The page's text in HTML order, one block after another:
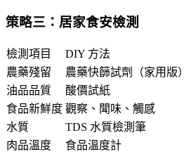
策略三：居家食安檢測
檢測項目 DIY 方法
農藥殘留
農藥快篩試劑（家用版）
油品品質
酸價試紙
食品新鮮度 觀察、聞味、觸感
水質
TDS 水質檢測筆
肉品溫度
食品溫度計